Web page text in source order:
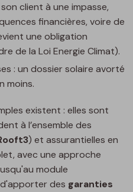
client à une impasse,
financières, voire de
une obligation
de la Loi Energie Climat).
: un dossier solaire avorté
moins.
existent : elles sont
à l’ensemble des
) et assurantielles en
avec une approche
module
des garanties